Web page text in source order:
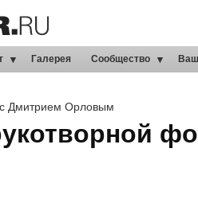
Галерея Сообщество
Дмитрием Орловым